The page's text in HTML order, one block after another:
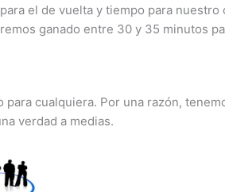
el de vuelta y tiempo para
ganado entre 30 y 35 minutos
para cualquiera. Por una razón,
verdad a medias.